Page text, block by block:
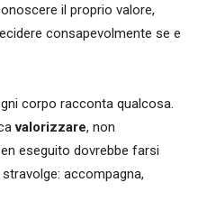
il proprio valore,
consapevolmente se e
corpo racconta qualcosa.
valorizzare, non
eseguito dovrebbe farsi
accompagna,